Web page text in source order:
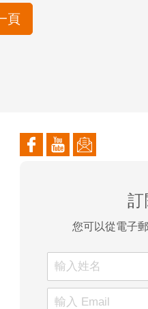
頁
訂
您可以從電子